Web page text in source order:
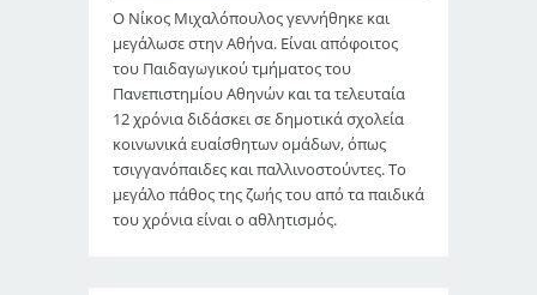
Ο Νίκος Μιχαλόπουλος γεννήθηκε και
μεγάλωσε στην Αθήνα. Είναι απόφοιτος
του Παιδαγωγικού τμήματος του
Πανεπιστημίου Αθηνών και τα τελευταία
12 χρόνια διδάσκει σε δημοτικά σχολεία
κοινωνικά ευαίσθητων ομάδων, όπως
τσιγγανόπαιδες και παλλινοστούντες. Το
μεγάλο πάθος της ζωής του από τα παιδικά
του χρόνια είναι ο αθλητισμός.